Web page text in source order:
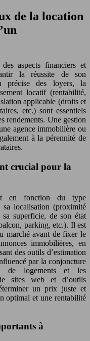
de la location
aspects financiers et
la réussite de son
précise des loyers, la
locatif (rentabilité,
applicable (droits et
etc.) sont essentiels
rendements. Une gestion
agence immobilière ou
à la pérennité de
crucial pour la
en fonction du type
localisation (proximité
sa superficie, de son état
parking, etc.). Il est
marché avant de fixer le
immobilières, en
des outils d’estimation
par la conjoncture
de logements et les
sites web et d’outils
un prix juste et
optimal et une rentabilité
à